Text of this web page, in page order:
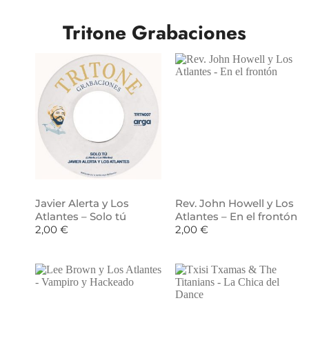
Tritone Grabaciones
Javier Alerta y Los
Atlantes – Solo tú
2,00 €
Rev. John Howell y Los
Atlantes – En el frontón
2,00 €